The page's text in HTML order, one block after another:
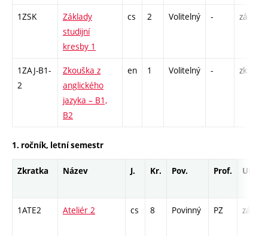
1ZSK
Základy
studijní
kresby 1
cs 2 Volitelný - zá
1ZAJ-B1-
2
Zkouška z
anglického
jazyka – B1,
B2
en 1 Volitelný - zk
1. ročník, letní semestr
Zkratka Název J. Kr. Pov. Prof. Uk.
1ATE2 Ateliér 2 cs 8 Povinný PZ zá